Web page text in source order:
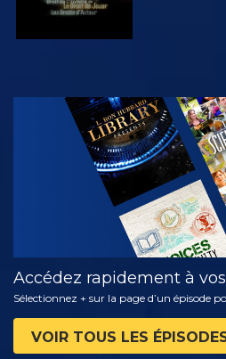
REGARDER
Accédez rapidement à
Sélectionnez + sur la page d’un épisode
VOIR TOUS LES